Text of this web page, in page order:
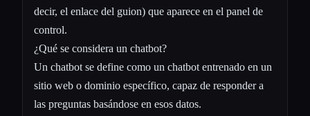
decir, el enlace del guion) que aparece en el panel de
control.
¿Qué se considera un chatbot?
Un chatbot se define como un chatbot entrenado en un
sitio web o dominio específico, capaz de responder a
las preguntas basándose en esos datos.